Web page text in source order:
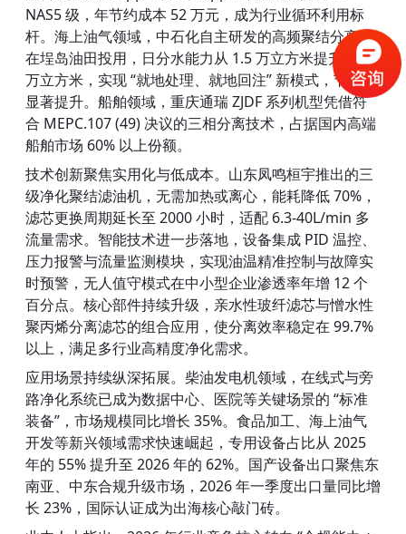
NAS5 级，年节约成本 52 万元，成为行业循环利用标
杆。海上油气领域，中石化自主研发的高频聚结分离器
在埕岛油田投用，日分水能力从 1.5 万立方米提升至 3.6
万立方米，实现 “就地处理、就地回注” 新模式，节能率
显著提升。船舶领域，重庆通瑞 ZJDF 系列机型凭借符
合 MEPC.107 (49) 决议的三相分离技术，占据国内高端
船舶市场 60% 以上份额。
技术创新聚焦实用化与低成本。山东凤鸣桓宇推出的三
级净化聚结滤油机，无需加热或离心，能耗降低 70%，
滤芯更换周期延长至 2000 小时，适配 6.3-40L/min 多
流量需求。智能技术进一步落地，设备集成 PID 温控、
压力报警与流量监测模块，实现油温精准控制与故障实
时预警，无人值守模式在中小型企业渗透率年增 12 个
百分点。核心部件持续升级，亲水性玻纤滤芯与憎水性
聚丙烯分离滤芯的组合应用，使分离效率稳定在 99.7%
以上，满足多行业高精度净化需求。
应用场景持续纵深拓展。柴油发电机领域，在线式与旁
路净化系统已成为数据中心、医院等关键场景的 “标准
装备”，市场规模同比增长 35%。食品加工、海上油气
开发等新兴领域需求快速崛起，专用设备占比从 2025
年的 55% 提升至 2026 年的 62%。国产设备出口聚焦东
南亚、中东合规升级市场，2026 年一季度出口量同比增
长 23%，国际认证成为出海核心敲门砖。